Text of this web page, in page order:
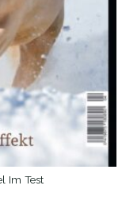
Im Test